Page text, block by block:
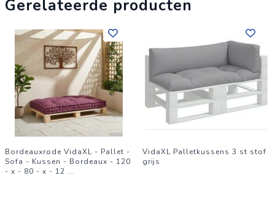
Gerelateerde producten
Bordeauxrode VidaXL - Pallet -
Sofa - Kussen - Bordeaux - 120
- x - 80 - x - 12 ...
VidaXL Palletkussens 3 st stof
grijs